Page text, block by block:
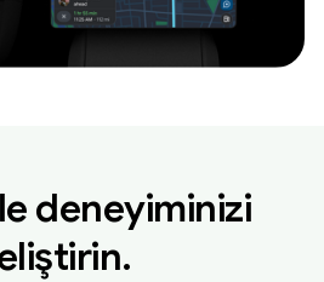
deneyiminizi